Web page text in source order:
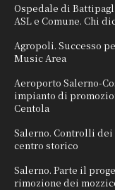
Ospedale di
ASL e Comune. Chi
Agropoli. Successo
Music Area
Aeroporto Salerno-
impianto di
Centola
Salerno. Controlli dei
centro storico
Salerno. Parte il
rimozione dei